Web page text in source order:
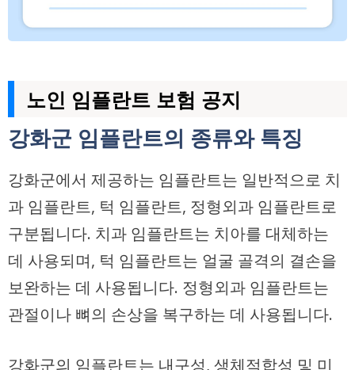
노인 임플란트 보험 공지
강화군 임플란트의 종류와 특징
강화군에서 제공하는 임플란트는 일반적으로 치
과 임플란트, 턱 임플란트, 정형외과 임플란트로
구분됩니다. 치과 임플란트는 치아를 대체하는
데 사용되며, 턱 임플란트는 얼굴 골격의 결손을
보완하는 데 사용됩니다. 정형외과 임플란트는
관절이나 뼈의 손상을 복구하는 데 사용됩니다.
강화군의 임플란트는 내구성, 생체적합성 및 미